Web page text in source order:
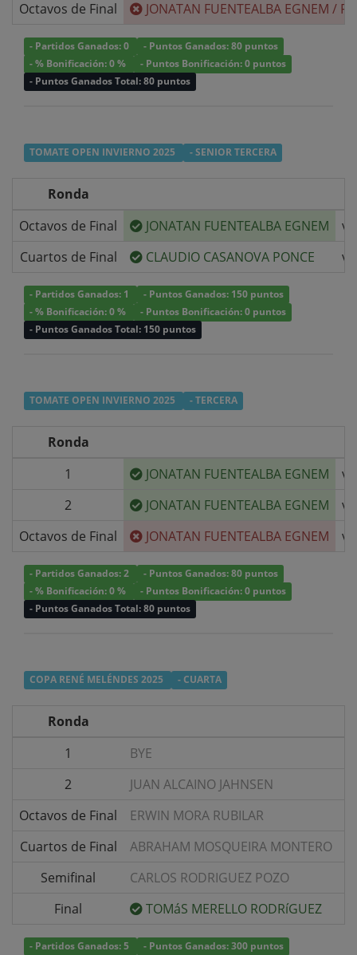
Octavos de Final JONATAN FUENTEALBA EGNEM /
- Partidos Ganados: 0
- Puntos Ganados: 80 puntos
- % Bonificación: 0 %
- Puntos Bonificación: 0 puntos
- Puntos Ganados Total: 80 puntos
TOMATE OPEN INVIERNO 2025 - SENIOR TERCERA
Ronda
Octavos de Final
JONATAN FUENTEALBA EGNEM
v/
Cuartos de Final
CLAUDIO CASANOVA PONCE v/
- Partidos Ganados: 1
- Puntos Ganados: 150 puntos
- % Bonificación: 0 %
- Puntos Bonificación: 0 puntos
- Puntos Ganados Total: 150 puntos
TOMATE OPEN INVIERNO 2025 - TERCERA
Ronda
1
JONATAN FUENTEALBA EGNEM
v/
2
JONATAN FUENTEALBA EGNEM
v/
Octavos de Final
JONATAN FUENTEALBA EGNEM v/
- Partidos Ganados: 2
- Puntos Ganados: 80 puntos
- % Bonificación: 0 %
- Puntos Bonificación: 0 puntos
- Puntos Ganados Total: 80 puntos
COPA RENÉ MELÉNDES 2025 - CUARTA
Ronda
1
BYE
2
JUAN ALCAINO JAHNSEN
Octavos de Final
ERWIN MORA RUBILAR
Cuartos de Final
ABRAHAM MOSQUEIRA MONTERO
Semifinal
CARLOS RODRIGUEZ POZO
Final
TOMáS MERELLO RODRíGUEZ
- Partidos Ganados: 5
- Puntos Ganados: 300 puntos